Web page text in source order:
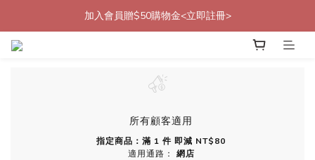
加入會員贈$50購物金<立即註冊>
加入會員贈$50購物金<立即註冊>
加入會員贈$50購物金<立即註冊>
所有顧客適用
指定商品：滿 1 件 即減 NT$80
適用通路： 網店